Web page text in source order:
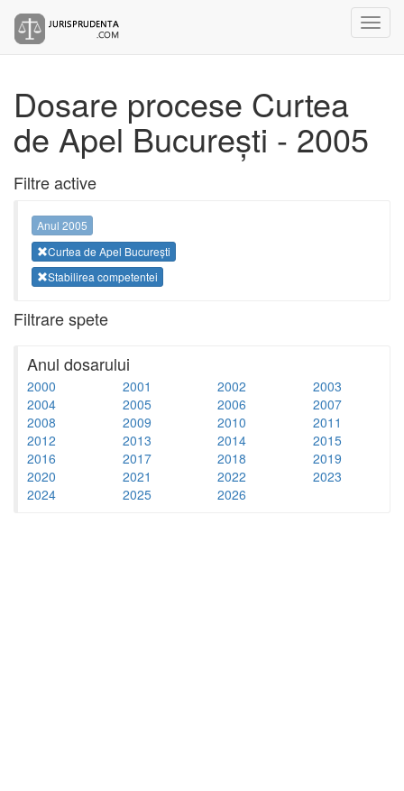
Dosare procese Curtea
de Apel București - 2005
Filtre active
Anul 2005
Curtea de Apel București
Stabilirea competentei
Filtrare spete
Anul dosarului
2000 2001 2002
2003
2004
2005 2006
2007
2008
2009 2010
2011
2012
2013 2014
2015
2016
2017 2018
2019
2020
2021 2022
2023
2024
2025 2026